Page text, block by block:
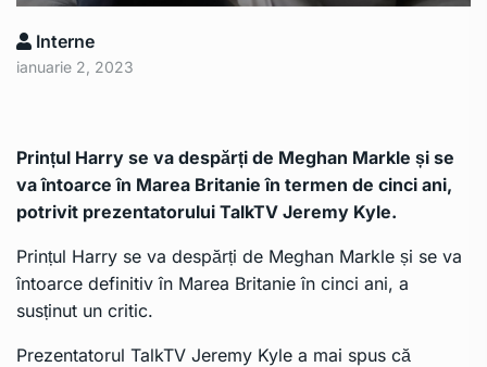
Interne
ianuarie 2, 2023
Prințul Harry se va despărți de Meghan Markle și se
va întoarce în Marea Britanie în termen de cinci ani,
potrivit prezentatorului TalkTV Jeremy Kyle.
Prințul Harry se va despărți de Meghan Markle și se va
întoarce definitiv în Marea Britanie în cinci ani, a
susținut un critic.
Prezentatorul TalkTV Jeremy Kyle a mai spus că